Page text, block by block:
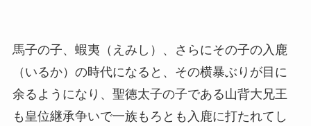
馬子の子、蝦夷（えみし）、さらにその子の入鹿
（いるか）の時代になると、その横暴ぶりが目に
余るようになり、聖徳太子の子である山背大兄王
も皇位継承争いで一族もろとも入鹿に打たれてし